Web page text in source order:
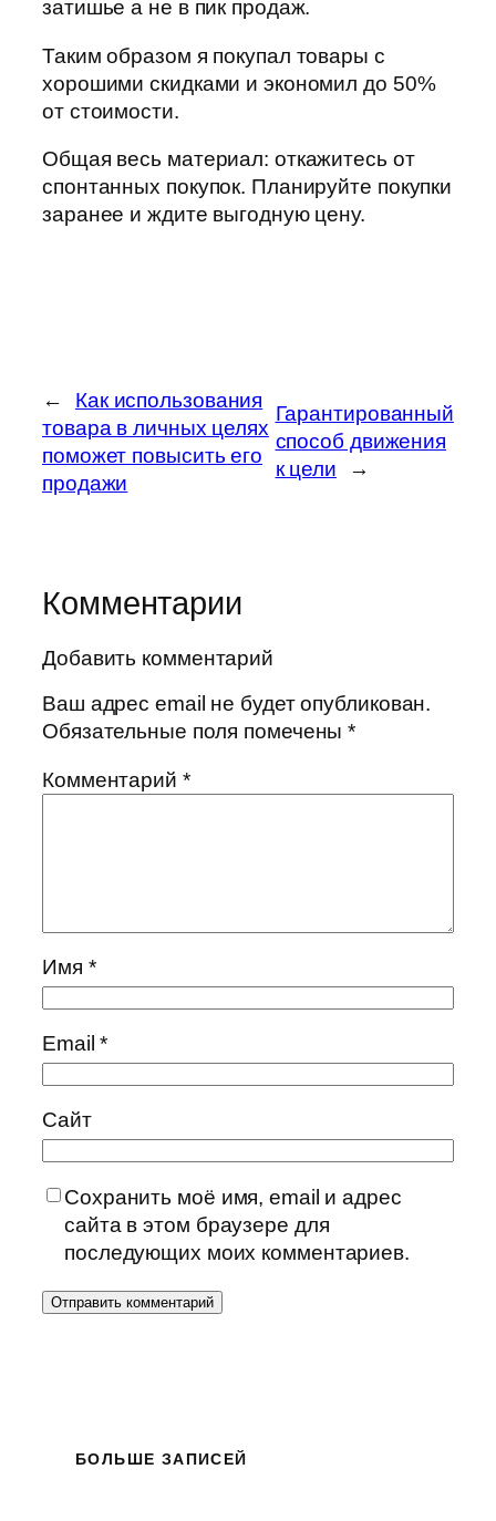
затишье а не в пик продаж.
Таким образом я покупал товары с
хорошими скидками и экономил до 50%
от стоимости.
Общая весь материал: откажитесь от
спонтанных покупок. Планируйте покупки
заранее и ждите выгодную цену.
←
Как использования
товара в личных целях
поможет повысить его
продажи
Гарантированный
способ движения
к цели
→
Комментарии
Добавить комментарий
Ваш адрес email не будет опубликован.
Обязательные поля помечены*
Комментарий *
Имя *
Email*
Сайт
Сохранить моё имя, email и адрес
сайта в этом браузере для
последующих моих комментариев.
БОЛЬШЕ ЗАПИСЕЙ